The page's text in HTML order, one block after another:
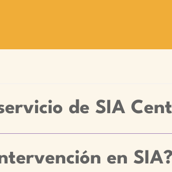
de SIA
en SIA?